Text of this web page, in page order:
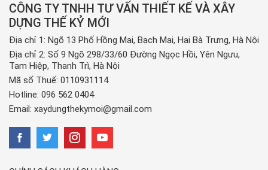
CÔNG TY TNHH TƯ VẤN THIẾT KẾ VÀ XÂY
DỰNG THẾ KỶ MỚI
Địa chỉ 1: Ngõ 13 Phố Hồng Mai, Bạch Mai, Hai Bà Trưng, Hà Nội
Địa chỉ 2: Số 9 Ngõ 298/33/60 Đường Ngọc Hồi, Yên Ngưu,
Tam Hiệp, Thanh Trì, Hà Nội
Mã số Thuế: 0110931114
Hotline: 096 562 0404
Email: xaydungthekymoi@gmail.com